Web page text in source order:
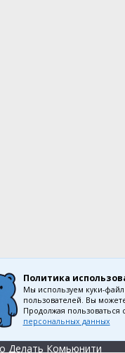
Делать Комьюнити
Политика
Мы используем куки-
пользователей. Вы
Продолжая
персональных данных